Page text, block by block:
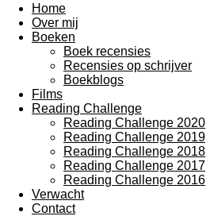
Home
Over mij
Boeken
Boek recensies
Recensies op schrijver
Boekblogs
Films
Reading Challenge
Reading Challenge 2020
Reading Challenge 2019
Reading Challenge 2018
Reading Challenge 2017
Reading Challenge 2016
Verwacht
Contact